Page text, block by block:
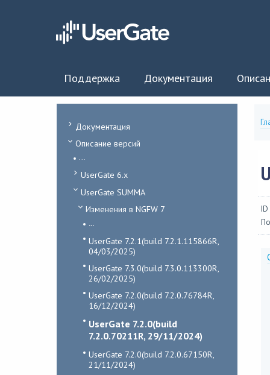
Поддержка Документация
Документация
Описание версий
UserGate 6.x
UserGate SUMMA
Изменения в NGFW 7
...
UserGate 7.2.1(build 7.2.1.115866R,
04/03/2025)
UserGate 7.3.0(build 7.3.0.113300R,
26/02/2025)
UserGate 7.2.0(build 7.2.0.76784R,
16/12/2024)
UserGate 7.2.0(build
7.2.0.70211R, 29/11/2024)
UserGate 7.2.0(build 7.2.0.67150R,
21/11/2024)
ID